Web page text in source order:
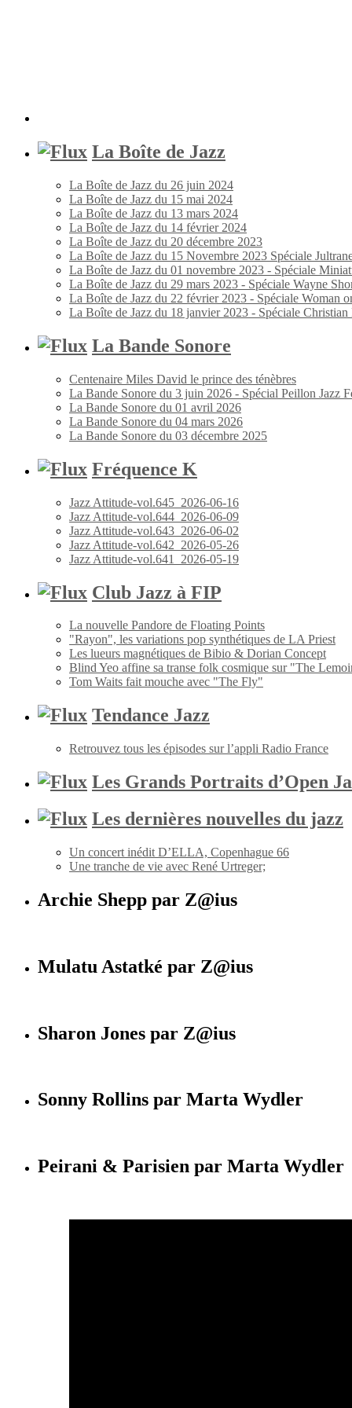
La Boîte de Jazz
La Boîte de Jazz du 26 juin 2024
La Boîte de Jazz du 15 mai 2024
La Boîte de Jazz du 13 mars 2024
La Boîte de Jazz du 14 février 2024
La Boîte de Jazz du 20 décembre 2023
La Boîte de Jazz du 15 Novembre 2023 Spéciale
La Boîte de Jazz du 01 novembre 2023 - Spéciale
La Boîte de Jazz du 29 mars 2023 - Spéciale Wayne
La Boîte de Jazz du 22 février 2023 - Spéciale Woman
La Boîte de Jazz du 18 janvier 2023 - Spéciale Christian
La Bande Sonore
Centenaire Miles David le prince des ténèbres
La Bande Sonore du 3 juin 2026 - Spécial Peillon Jazz
La Bande Sonore du 01 avril 2026
La Bande Sonore du 04 mars 2026
La Bande Sonore du 03 décembre 2025
Fréquence K
Jazz Attitude-vol.645_2026-06-16
Jazz Attitude-vol.644_2026-06-09
Jazz Attitude-vol.643_2026-06-02
Jazz Attitude-vol.642_2026-05-26
Jazz Attitude-vol.641_2026-05-19
Club Jazz à FIP
La nouvelle Pandore de Floating Points
"Rayon", les variations pop synthétiques de LA Priest
Les lueurs magnétiques de Bibio & Dorian Concept
Blind Yeo affine sa transe folk cosmique sur "The
Tom Waits fait mouche avec "The Fly"
Tendance Jazz
Retrouvez tous les épisodes sur l’appli Radio France
Les Grands Portraits d’Open
Les dernières nouvelles du jazz
Un concert inédit D’ELLA, Copenhague 66
Une tranche de vie avec René Urtreger;
Archie Shepp par Z@ius
Mulatu Astatké par Z@ius
Sharon Jones par Z@ius
Sonny Rollins par Marta Wydler
Peirani & Parisien par Marta Wydler